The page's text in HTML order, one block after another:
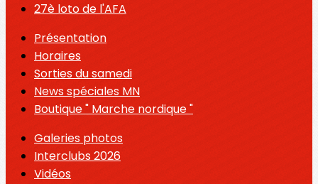
27è loto de l'AFA
Présentation
Horaires
Sorties du samedi
News spéciales MN
Boutique " Marche nordique "
Galeries photos
Interclubs 2026
Vidéos